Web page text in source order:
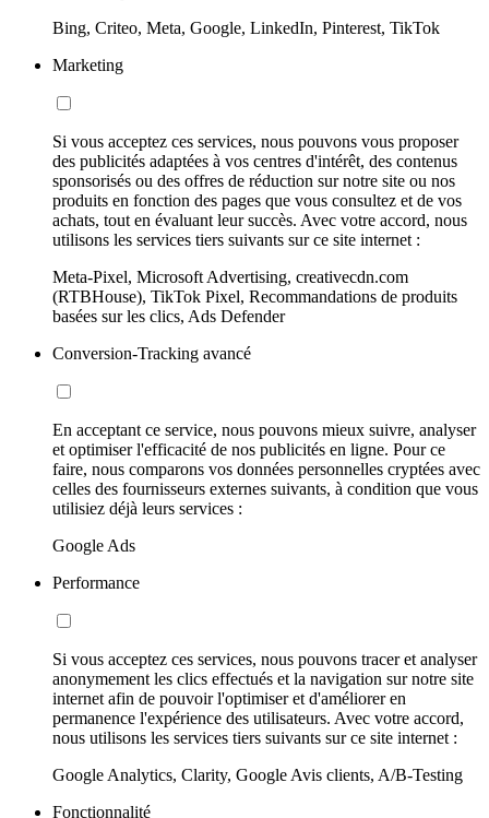
Bing, Criteo, Meta, Google, LinkedIn, Pinterest, TikTok
Marketing
Si vous acceptez ces services, nous pouvons vous proposer
des publicités adaptées à vos centres d'intérêt, des contenus
sponsorisés ou des offres de réduction sur notre site ou nos
produits en fonction des pages que vous consultez et de vos
achats, tout en évaluant leur succès. Avec votre accord, nous
utilisons les services tiers suivants sur ce site internet :
Meta-Pixel, Microsoft Advertising, creativecdn.com
(RTBHouse), TikTok Pixel, Recommandations de produits
basées sur les clics, Ads Defender
Conversion-Tracking avancé
En acceptant ce service, nous pouvons mieux suivre, analyser
et optimiser l'efficacité de nos publicités en ligne. Pour ce
faire, nous comparons vos données personnelles cryptées avec
celles des fournisseurs externes suivants, à condition que vous
utilisiez déjà leurs services :
Google Ads
Performance
Si vous acceptez ces services, nous pouvons tracer et analyser
anonymement les clics effectués et la navigation sur notre site
internet afin de pouvoir l'optimiser et d'améliorer en
permanence l'expérience des utilisateurs. Avec votre accord,
nous utilisons les services tiers suivants sur ce site internet :
Google Analytics, Clarity, Google Avis clients, A/B-Testing
Fonctionnalité